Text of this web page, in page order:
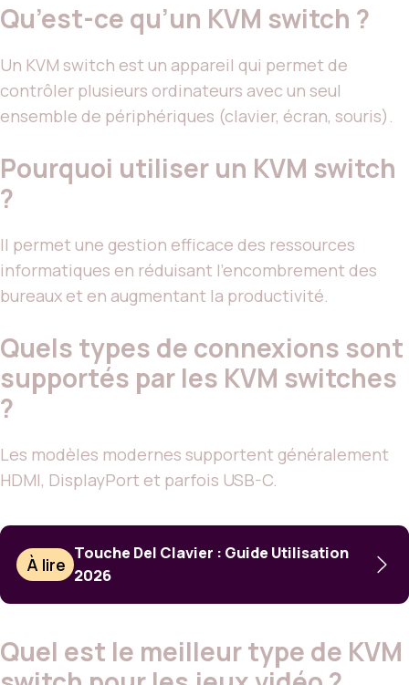
Qu’est-ce qu’un KVM switch ?
Un KVM switch est un appareil qui permet de
contrôler plusieurs ordinateurs avec un seul
ensemble de périphériques (clavier, écran, souris).
Pourquoi utiliser un KVM switch
?
Il permet une gestion efficace des ressources
informatiques en réduisant l’encombrement des
bureaux et en augmentant la productivité.
Quels types de connexions sont
supportés par les KVM switches
?
Les modèles modernes supportent généralement
HDMI, DisplayPort et parfois USB-C.
À lire
Touche Del Clavier : Guide Utilisation
2026
Quel est le meilleur type de KVM